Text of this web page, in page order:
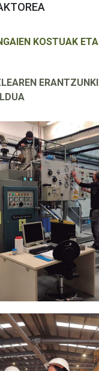
KOSTUAK